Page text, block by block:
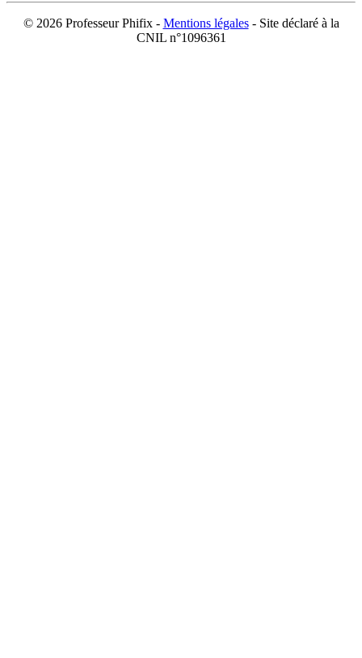
© 2026 Professeur Phifix - Mentions légales- Site déclaré à la
CNIL n°1096361